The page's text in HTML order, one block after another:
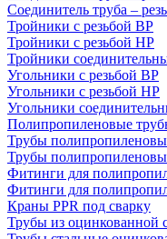
Соединитель труба –
Тройники с резьбой ВР
Тройники с резьбой НР
Тройники
Угольники с резьбой ВР
Угольники с резьбой НР
Угольники
Полипропиленовые
Трубы
Трубы
Фитинги для
Фитинги для
Краны PPR под сварку
Трубы из оцинкованной